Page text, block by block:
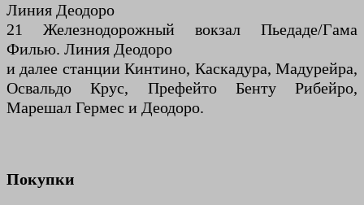
Линия Деодоро
21 Железнодорожный вокзал Пьедаде/Гама
Филью. Линия Деодоро
и далее станции Кинтино, Каскадура, Мадурейра,
Освальдо Крус, Префейто Бенту Рибейро,
Марешал Гермес и Деодоро.
Покупки